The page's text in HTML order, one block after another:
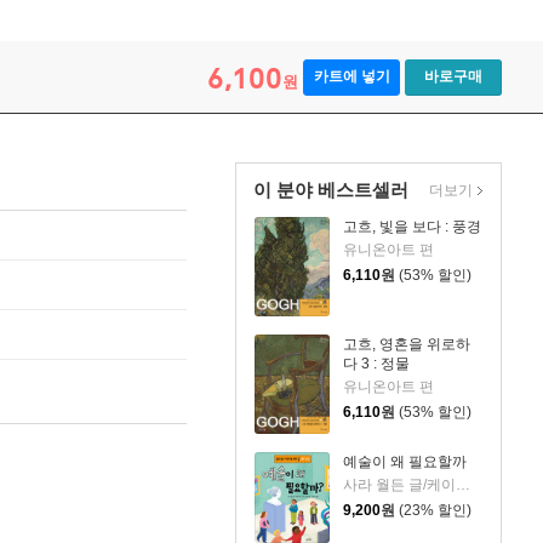
6,100원 카트에 넣기 바로구매
이 분야 베스트셀러
고흐, 빛을 보다 : 풍경
유니온아트 편
6,110원 (53% 할인)
고흐, 영혼을 위로하
다 3 : 정물
유니온아트 편
6,110원 (53% 할인)
예술이 왜 필요할까
9,200원 (23% 할인)
더보기